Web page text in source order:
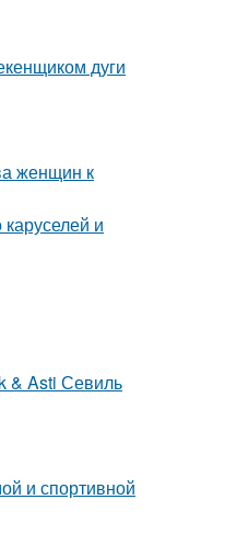
дуги
женщин к
и
& Asti Севиль
и спортивной